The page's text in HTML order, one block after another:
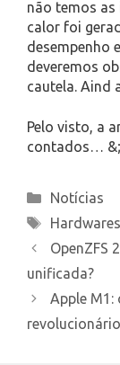
não temos
calor foi
desempenho
deveremos
cautela. Aind
Pelo visto, a
contados…
Categories
Notícias
Tags
Hardwares
OpenZFS
unificada?
Apple M1: